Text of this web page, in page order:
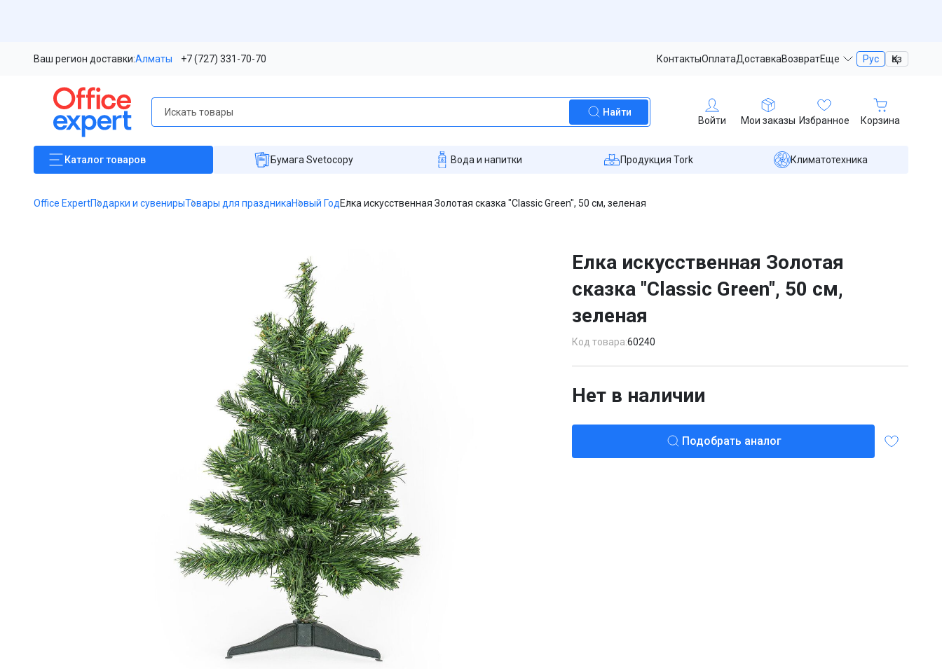
Ваш регион доставки:Алматы +7 (727) 331-70-70 КонтактыОплатаДоставкаВозвратЕще Рус Қаз
Найти
Войти Мои заказы Избранное Корзина
Каталогтоваров Бумага Svetocopy Вода и напитки Продукция Tork Климатотехника
Office ExpertПодарки и сувенирыТовары для праздникаНовый ГодЕлка искусственная Золотая сказка "Classic Green", 50 см, зеленая
Елка искусственная Золотая
сказка "Classic Green", 50 см,
зеленая
Код товара:60240
Нет в наличии
Подобрать аналог